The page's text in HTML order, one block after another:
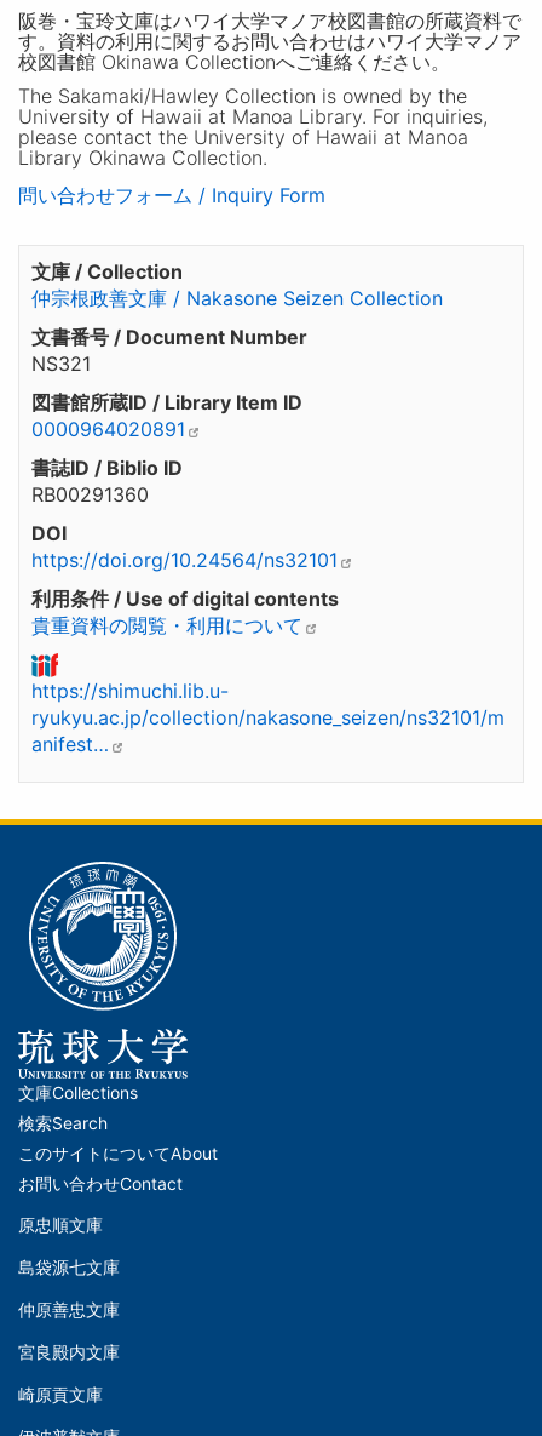
阪巻・宝玲文庫はハワイ大学マノア校図書館の所蔵資料で
す。資料の利用に関するお問い合わせはハワイ大学マノア
校図書館 Okinawa Collectionへご連絡ください。
The Sakamaki/Hawley Collection is owned by the
University of Hawaii at Manoa Library. For inquiries,
please contact the University of Hawaii at Manoa
Library Okinawa Collection.
問い合わせフォーム / Inquiry Form
文庫 / Collection
仲宗根政善文庫 / Nakasone Seizen Collection
文書番号 / Document Number
NS321
図書館所蔵ID / Library Item ID
0000964020891
書誌ID / Biblio ID
RB00291360
DOI
https://doi.org/10.24564/ns32101
利用条件 / Use of digital contents
貴重資料の閲覧・利用について
https://shimuchi.lib.u-
ryukyu.ac.jp/collection/nakasone_seizen/ns32101/m
anifest…
メ
イ
ン
ナ
ビ
ー
シ
ョ
ン
文庫Collections
検索Search
このサイトについてAbout
お問い合わせContact
文
(Left)
原忠順文庫
島袋源七文庫
仲原善忠文庫
文
宮良殿内文庫
崎原貢文庫